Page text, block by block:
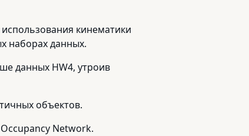
кинематики
наборах данных.
данных HW4, утроив
объектов.
Network.